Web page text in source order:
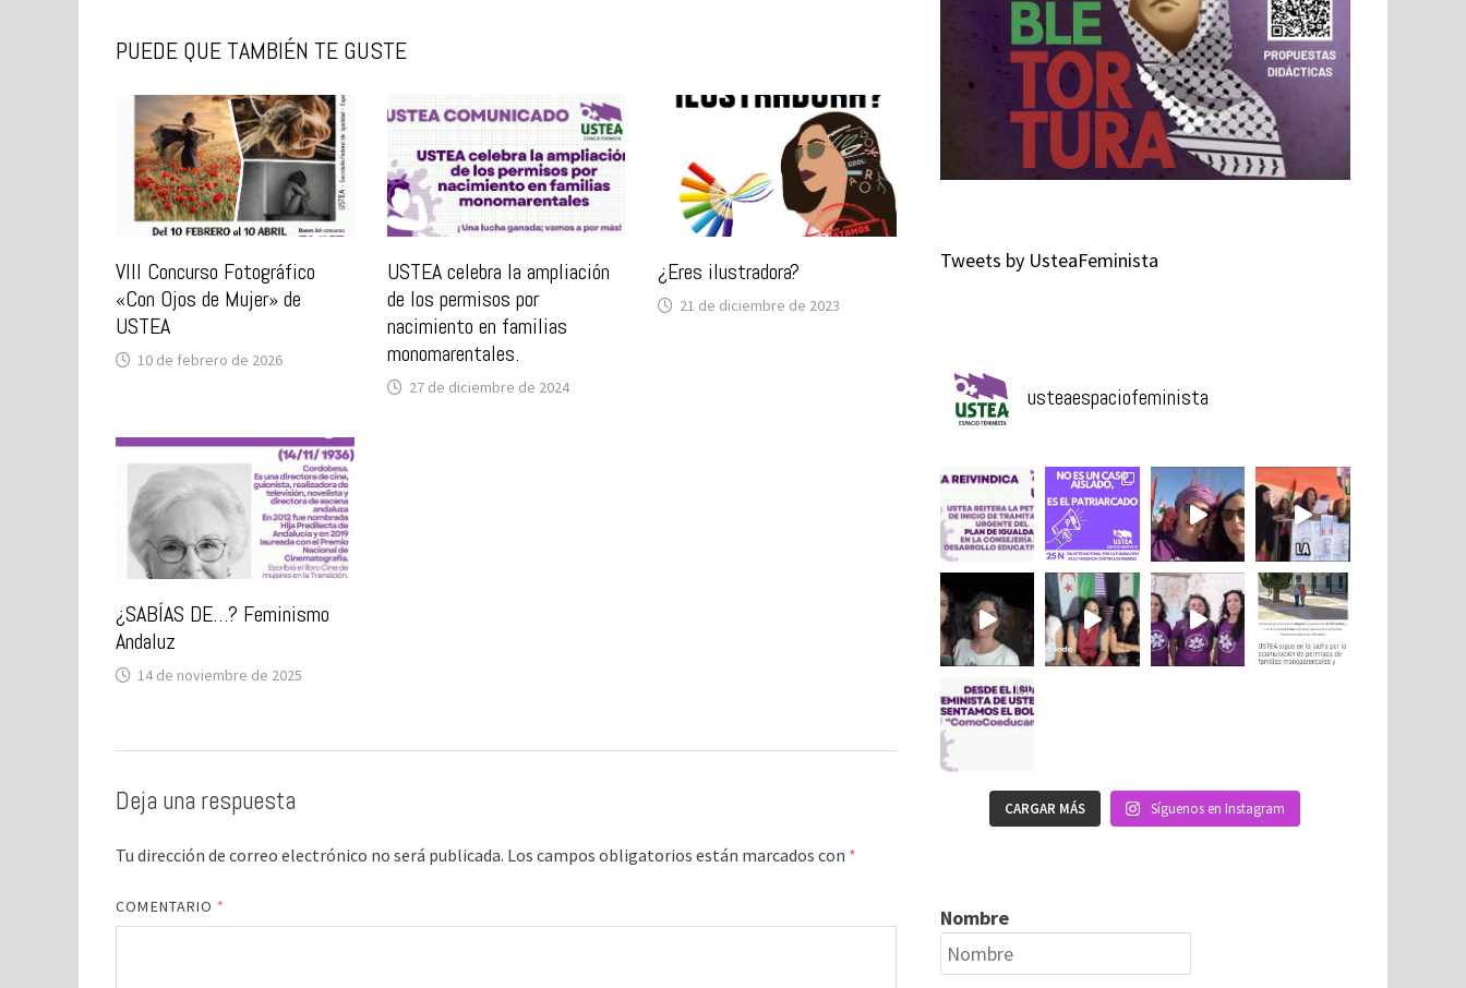
PUEDE QUE TAMBIÉN TE GUSTE
VIII Concurso Fotográfico
«Con Ojos de Mujer» de
USTEA
10 de febrero de 2026
USTEA celebra la ampliación
de los permisos por
nacimiento en familias
monomarentales.
27 de diciembre de 2024
¿Eres ilustradora?
21 de diciembre de 2023
¿SABÍAS DE…? Feminismo
Andaluz
14 de noviembre de 2025
Deja una respuesta
Tu dirección de correo electrónico no será publicada. Los campos obligatorios están marcados con *
COMENTARIO *
Tweets by UsteaFeminista
usteaespaciofeminista
CARGAR MÁS Síguenos en Instagram
Nombre